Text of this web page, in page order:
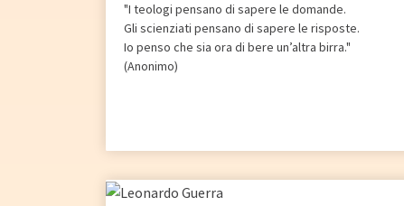
"I teologi pensano di sapere le domande.
Gli scienziati pensano di sapere le risposte.
Io penso che sia ora di bere un’altra birra."
(Anonimo)